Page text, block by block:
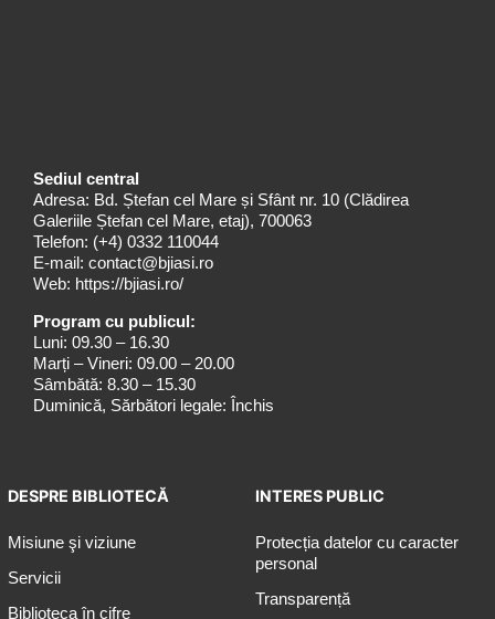
Sediul central
Adresa: Bd. Ștefan cel Mare și Sfânt nr. 10 (Clădirea
Galeriile Ștefan cel Mare, etaj), 700063
Telefon: (+4) 0332 110044
E-mail: contact@bjiasi.ro
Web: https://bjiasi.ro/
Program cu publicul:
Luni: 09.30 – 16.30
Marți – Vineri: 09.00 – 20.00
Sâmbătă: 8.30 – 15.30
Duminică, Sărbători legale: Închis
DESPRE BIBLIOTECĂ
Misiune şi viziune
Servicii
Biblioteca în cifre
INTERES PUBLIC
Protecția datelor cu caracter
personal
Transparență